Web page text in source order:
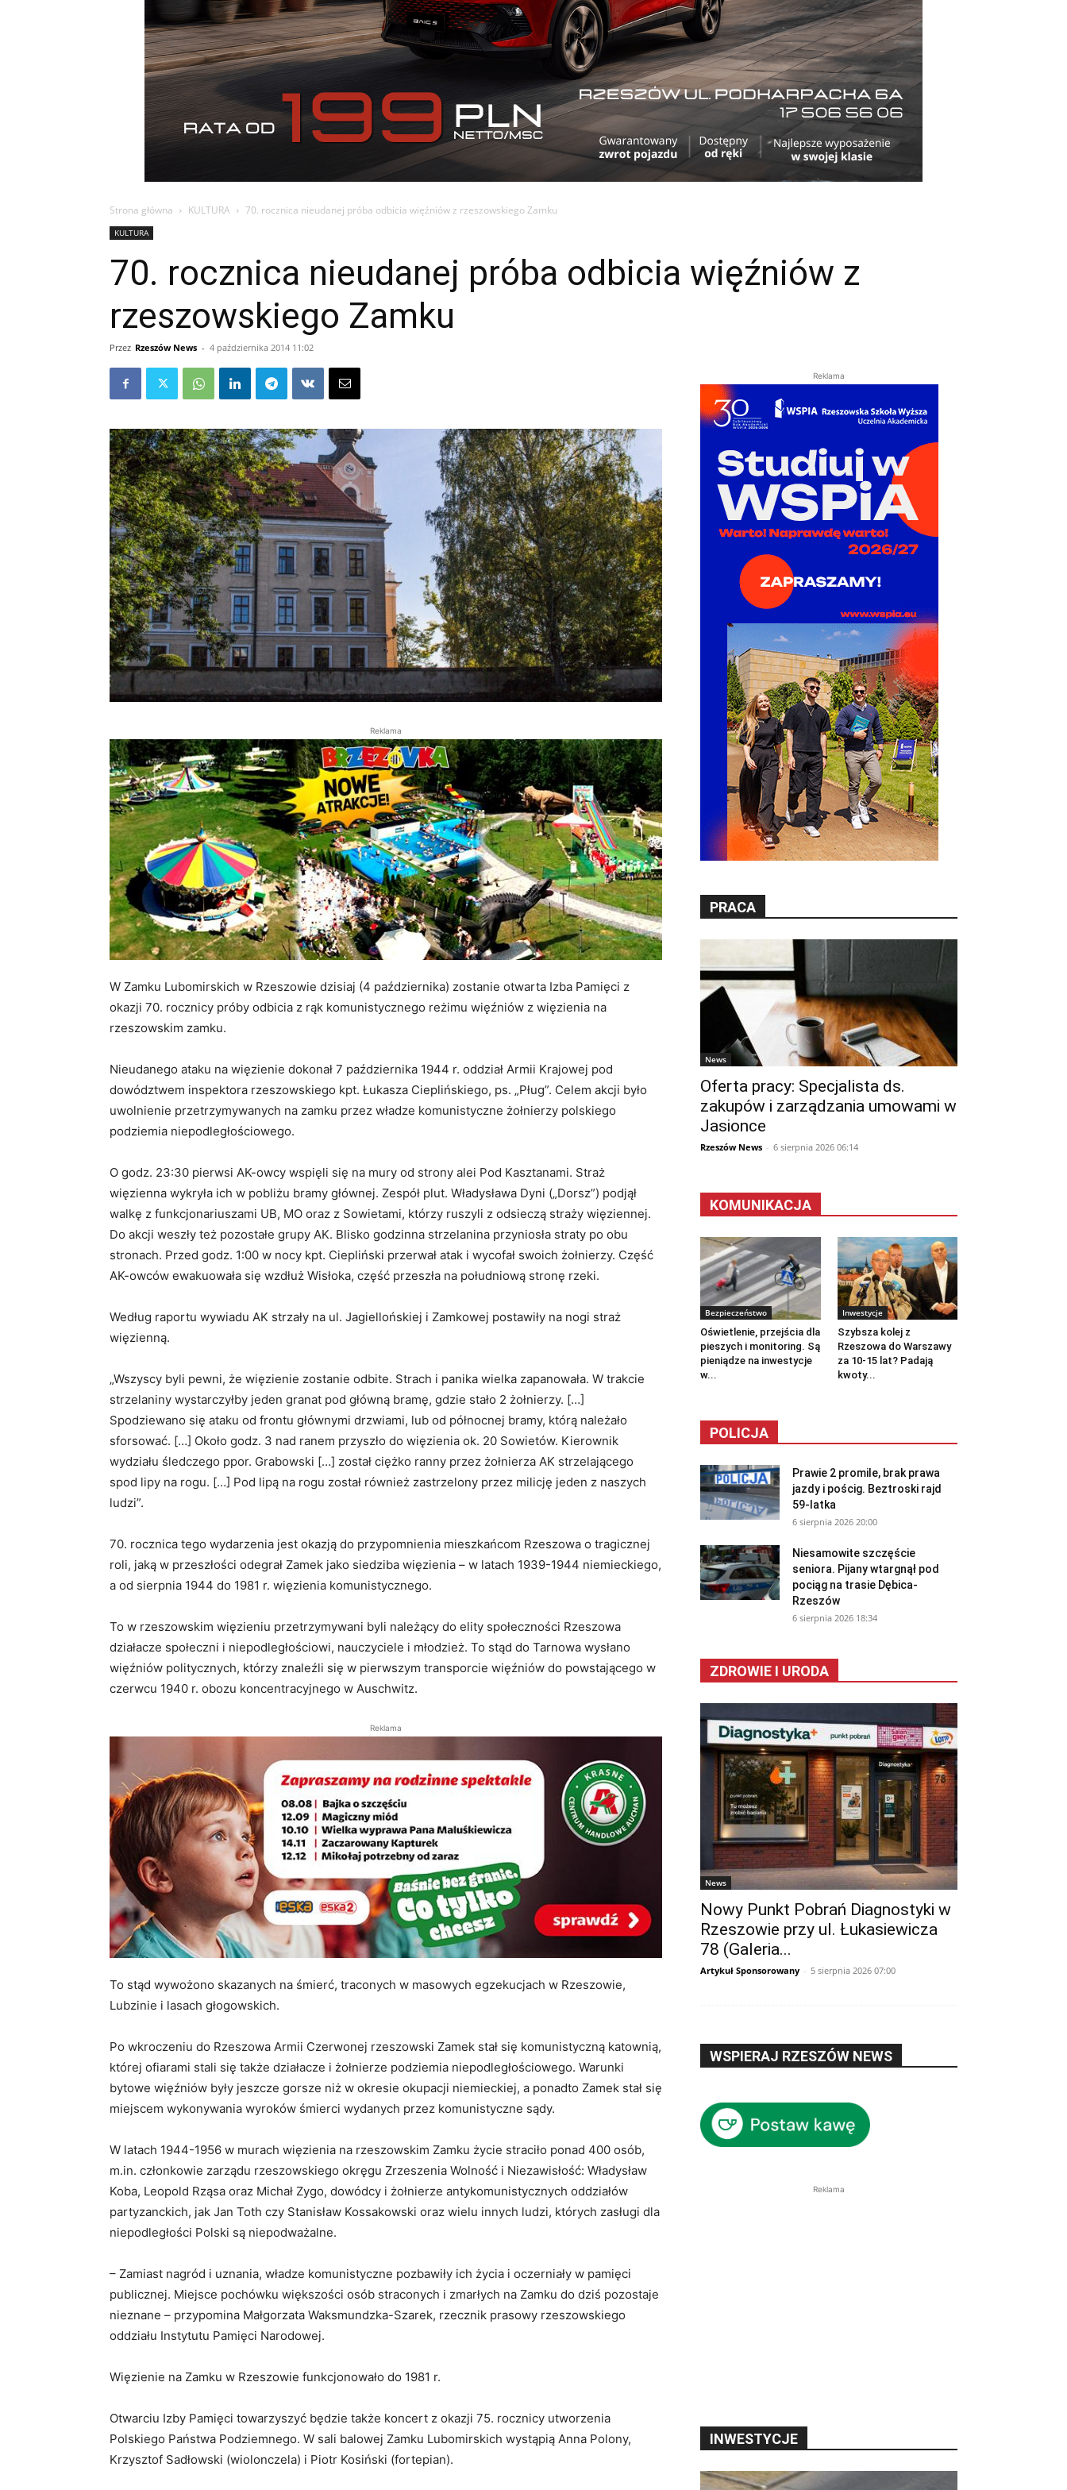
Strona główna KULTURA 70. rocznica nieudanej próba odbicia więźniów z rzeszowskiego Zamku
KULTURA
70. rocznica nieudanej próba odbicia więźniów z
rzeszowskiego Zamku
Przez Rzeszów News - 4 października 2014 11:02
Reklama
W Zamku Lubomirskich w Rzeszowie dzisiaj (4 października) zostanie otwarta Izba Pamięci z
okazji 70. rocznicy próby odbicia z rąk komunistycznego reżimu więźniów z więzienia na
rzeszowskim zamku.
Nieudanego ataku na więzienie dokonał 7 października 1944 r. oddział Armii Krajowej pod
dowództwem inspektora rzeszowskiego kpt. Łukasza Cieplińskiego, ps. „Pług”. Celem akcji było
uwolnienie przetrzymywanych na zamku przez władze komunistyczne żołnierzy polskiego
podziemia niepodległościowego.
O godz. 23:30 pierwsi AK-owcy wspięli się na mury od strony alei Pod Kasztanami. Straż
więzienna wykryła ich w pobliżu bramy głównej. Zespół plut. Władysława Dyni („Dorsz”) podjął
walkę z funkcjonariuszami UB, MO oraz z Sowietami, którzy ruszyli z odsieczą straży więziennej.
Do akcji weszły też pozostałe grupy AK. Blisko godzinna strzelanina przyniosła straty po obu
stronach. Przed godz. 1:00 w nocy kpt. Ciepliński przerwał atak i wycofał swoich żołnierzy. Część
AK-owców ewakuowała się wzdłuż Wisłoka, część przeszła na południową stronę rzeki.
Według raportu wywiadu AK strzały na ul. Jagiellońskiej i Zamkowej postawiły na nogi straż
więzienną.
„Wszyscy byli pewni, że więzienie zostanie odbite. Strach i panika wielka zapanowała. W trakcie
strzelaniny wystarczyłby jeden granat pod główną bramę, gdzie stało 2 żołnierzy. […]
Spodziewano się ataku od frontu głównymi drzwiami, lub od północnej bramy, którą należało
sforsować. […] Około godz. 3 nad ranem przyszło do więzienia ok. 20 Sowietów. Kierownik
wydziału śledczego ppor. Grabowski […] został ciężko ranny przez żołnierza AK strzelającego
spod lipy na rogu. […] Pod lipą na rogu został również zastrzelony przez milicję jeden z naszych
ludzi”.
70. rocznica tego wydarzenia jest okazją do przypomnienia mieszkańcom Rzeszowa o tragicznej
roli, jaką w przeszłości odegrał Zamek jako siedziba więzienia – w latach 1939-1944 niemieckiego,
a od sierpnia 1944 do 1981 r. więzienia komunistycznego.
To w rzeszowskim więzieniu przetrzymywani byli należący do elity społeczności Rzeszowa
działacze społeczni i niepodległościowi, nauczyciele i młodzież. To stąd do Tarnowa wysłano
więźniów politycznych, którzy znaleźli się w pierwszym transporcie więźniów do powstającego w
czerwcu 1940 r. obozu koncentracyjnego w Auschwitz.
Reklama
To stąd wywożono skazanych na śmierć, traconych w masowych egzekucjach w Rzeszowie,
Lubzinie i lasach głogowskich.
Po wkroczeniu do Rzeszowa Armii Czerwonej rzeszowski Zamek stał się komunistyczną katownią,
której ofiarami stali się także działacze i żołnierze podziemia niepodległościowego. Warunki
bytowe więźniów były jeszcze gorsze niż w okresie okupacji niemieckiej, a ponadto Zamek stał się
miejscem wykonywania wyroków śmierci wydanych przez komunistyczne sądy.
W latach 1944-1956 w murach więzienia na rzeszowskim Zamku życie straciło ponad 400 osób,
m.in. członkowie zarządu rzeszowskiego okręgu Zrzeszenia Wolność i Niezawisłość: Władysław
Koba, Leopold Rząsa oraz Michał Zygo, dowódcy i żołnierze antykomunistycznych oddziałów
partyzanckich, jak Jan Toth czy Stanisław Kossakowski oraz wielu innych ludzi, których zasługi dla
niepodległości Polski są niepodważalne.
– Zamiast nagród i uznania, władze komunistyczne pozbawiły ich życia i oczerniały w pamięci
publicznej. Miejsce pochówku większości osób straconych i zmarłych na Zamku do dziś pozostaje
nieznane – przypomina Małgorzata Waksmundzka-Szarek, rzecznik prasowy rzeszowskiego
oddziału Instytutu Pamięci Narodowej.
Więzienie na Zamku w Rzeszowie funkcjonowało do 1981 r.
Otwarciu Izby Pamięci towarzyszyć będzie także koncert z okazji 75. rocznicy utworzenia
Polskiego Państwa Podziemnego. W sali balowej Zamku Lubomirskich wystąpią Anna Polony,
Krzysztof Sadłowski (wiolonczela) i Piotr Kosiński (fortepian).
Reklama
PRACA
News
Oferta pracy: Specjalista ds.
zakupów i zarządzania umowami w
Jasionce
Rzeszów News - 6 sierpnia 2026 06:14
KOMUNIKACJA
Bezpieczeństwo
Oświetlenie, przejścia dla
pieszych i monitoring. Są
pieniądze na inwestycje
w...
Inwestycje
Szybsza kolej z
Rzeszowa do Warszawy
za 10-15 lat? Padają
kwoty...
POLICJA
Prawie 2 promile, brak prawa
jazdy i pościg. Beztroski rajd
59-latka
6 sierpnia 2026 20:00
Niesamowite szczęście
seniora. Pijany wtargnął pod
pociąg na trasie Dębica-
Rzeszów
6 sierpnia 2026 18:34
ZDROWIE I URODA
News
Nowy Punkt Pobrań Diagnostyki w
Rzeszowie przy ul. Łukasiewicza
78 (Galeria...
Artykuł Sponsorowany - 5 sierpnia 2026 07:00
WSPIERAJ RZESZÓW NEWS
Reklama
INWESTYCJE